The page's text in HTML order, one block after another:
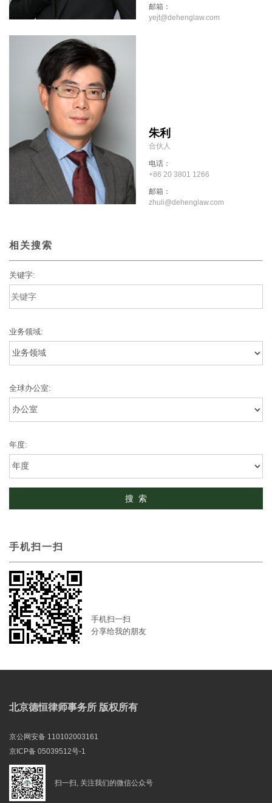
邮箱：
yejt@dehenglaw.com
朱利
合伙人
电话：
+86 20 3801 1266
邮箱：
zhuli@dehenglaw.com
相关搜索
关键字:
业务领域:
全球办公室:
年度:
手机扫一扫
手机扫一扫
分享给我的朋友
北京德恒律师事务所 版权所有
京公网安备 110102003161
京ICP备 05039512号-1
扫一扫, 关注我们的微信公众号